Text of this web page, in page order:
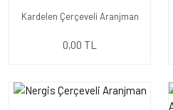
Kardelen Çerçeveli Aranjman
0,00 TL